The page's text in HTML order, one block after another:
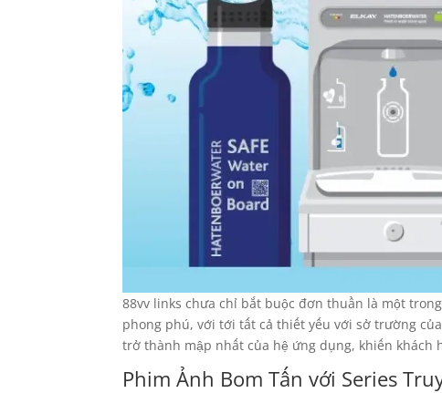
88vv links chưa chỉ bắt buộc đơn thuần là một
phong phú, với tới tất cả thiết yếu với sở trường
trở thành mập nhất của hệ ứng dụng, khiến khách
Phim Ảnh Bom Tấn với Series